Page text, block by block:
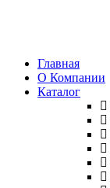
Главная
О Компании
Каталог